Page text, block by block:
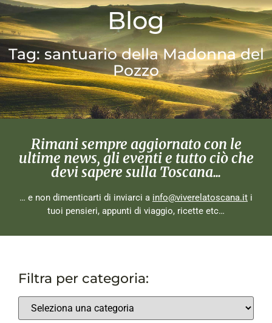
Blog
Tag: santuario della Madonna del
Pozzo
Rimani sempre aggiornato con le
ultime news, gli eventi e tutto ciò che
devi sapere sulla Toscana...
… e non dimenticarti di inviarci a info@viverelatoscana.it i
tuoi pensieri, appunti di viaggio, ricette etc…
Filtra per categoria: